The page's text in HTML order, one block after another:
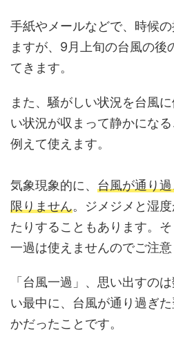
手紙やメールなどで、時候
ますが、9月上旬の台風の後
てきます。
また、騒がしい状況を台風
い状況が収まって静かにな
例えて使えます。
気象現象的に、 台風が通り
限りません。ジメジメと湿
たりすることもあります。
一過は使えませんのでご注意
「台風一過」、思い出すの
い最中に、台風が通り過ぎ
かだったことです。